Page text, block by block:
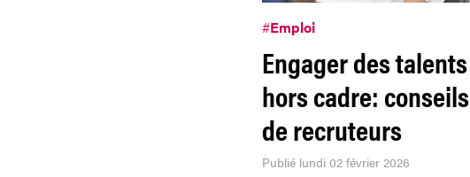
#Emploi
Engager des talents
hors cadre: conseils
de recruteurs
Publié lundi 02 février 2026